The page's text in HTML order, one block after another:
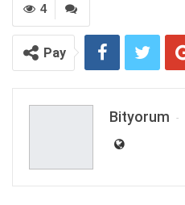
4
Pay
Bityorum